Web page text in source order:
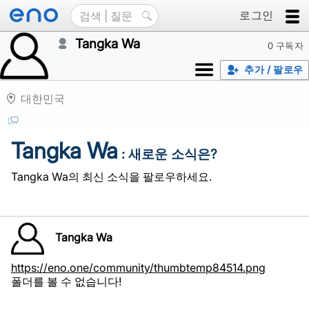
로그인
0 구독자
Tangka Wa
추가 / 팔로우
대한민국
Tangka Wa : 새로운 소식은?
Tangka Wa의 최신 소식을 팔로우하세요.
Tangka Wa
https://eno.one/community/thumbtemp84514.png
폴더를 볼 수 없습니다!